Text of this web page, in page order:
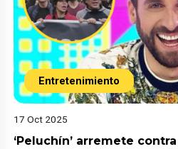
Entretenimiento
17 Oct 2025
‘Peluchín’ arremete